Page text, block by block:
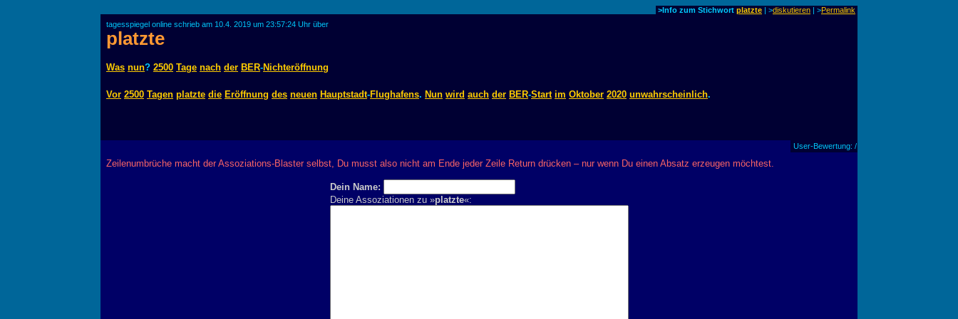
>Info zum Stichwort platzte | >diskutieren | >Permalink
tagesspiegel online schrieb am 10.4. 2019 um 23:57:24 Uhr über
platzte
Was nun? 2500 Tage nach der BER-Nichteröffnung
Vor 2500 Tagen platzte die Eröffnung des neuen Hauptstadt-Flughafens. Nun wird auch der BER-Start im Oktober 2020 unwahrscheinlich.
User-Bewertung: /
Zeilenumbrüche macht der Assoziations-Blaster selbst, Du musst also nicht am Ende jeder Zeile Return drücken – nur wenn Du einen Absatz erzeugen möchtest.
Dein Name:
Deine Assoziationen zu »platzte«: